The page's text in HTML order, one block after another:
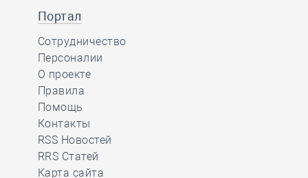
Портал
Сотрудничество
Персоналии
О проекте
Правила
Помощь
Контакты
RSS Новостей
RRS Статей
Карта сайта